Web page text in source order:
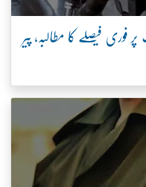
فوری فیصلے کا مطالبہ، پیر